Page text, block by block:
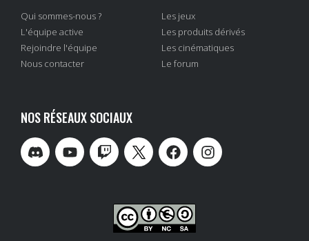
Qui sommes-nous ?
L'équipe active
Rejoindre l'équipe
Nous contacter
Les jeux
Les produits dérivés
Les cinématiques
Le forum
NOS RÉSEAUX SOCIAUX